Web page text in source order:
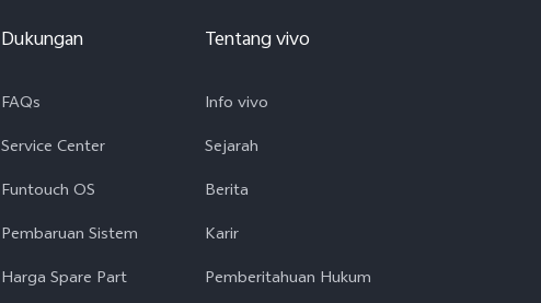
Dukungan
FAQs
Service Center
Funtouch OS
Pembaruan Sistem
Harga Spare Part
Tentang vivo
Info vivo
Sejarah
Berita
Karir
Pemberitahuan Hukum